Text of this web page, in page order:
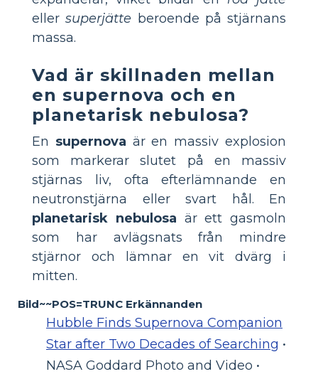
ellersuperjätte beroende på stjärnans
massa.
Vad är skillnaden mellan
en supernova och en
planetarisk nebulosa?
En supernova är en massiv explosion
som markerar slutet på en massiv
stjärnas liv, ofta efterlämnande en
neutronstjärna eller svart hål. En
planetarisk nebulosa är ett gasmoln
som har avlägsnats från mindre
stjärnor och lämnar en vit dvärg i
mitten.
Bild~~POS=TRUNC Erkännanden
Hubble Finds Supernova Companion
Star after Two Decades of Searching •
NASA Goddard Photo and Video •